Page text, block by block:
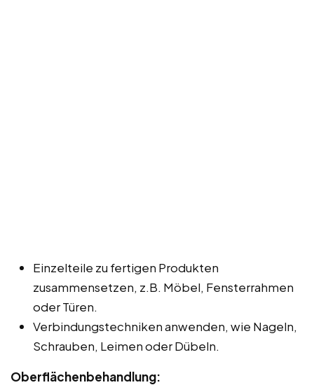
Einzelteile zu fertigen Produkten
zusammensetzen, z.B. Möbel, Fensterrahmen
oder Türen.
Verbindungstechniken anwenden, wie Nageln,
Schrauben, Leimen oder Dübeln.
Oberflächenbehandlung: